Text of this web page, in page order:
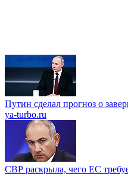
Путин сделал прогноз о
ya-turbo.ru
СВР раскрыла, чего ЕС